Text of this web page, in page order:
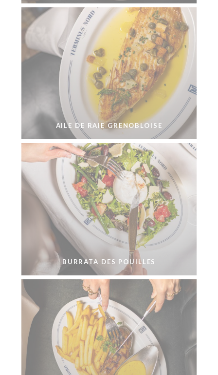
AILE DE RAIE GRENOBLOISE
BURRATA DES POUILLES